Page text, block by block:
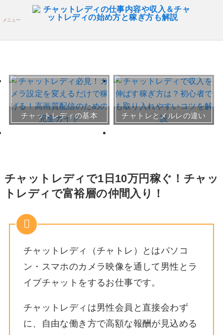
メニュー
チャットレディの基本 チャトレとメルレの違い
おすすめチャトレ事務所＆
サイト
30～50代向けサイト
チャットレディで1日10万円稼ぐ！チャッ
トレディで富裕層の仲間入り！
チャットレディ（チャトレ）とはパソコ
ン・スマホのカメラ映像を通して男性とラ
イブチャットをするお仕事です。
チャットレディは男性会員と直接会わず
に、自由な働き方で高額な報酬が見込める